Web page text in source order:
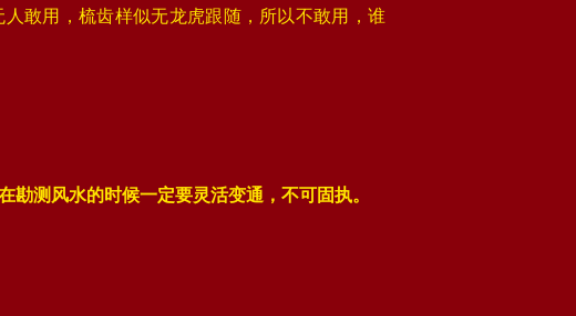
敢用，梳齿样似无龙虎跟随，所以不敢用，谁
测风水的时候一定要灵活变通，不可固执。